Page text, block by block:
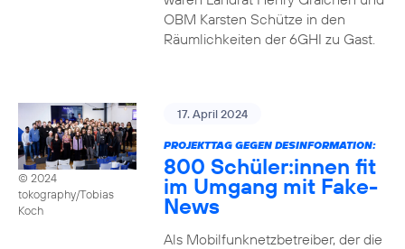
OBM Karsten Schütze in den
Räumlichkeiten der 6GHI zu Gast.
© 2024
tokography/Tobias
Koch
17. April 2024
PROJEKTTAG GEGEN DESINFORMATION:
800 Schüler:innen fit
im Umgang mit Fake-
News
Als Mobilfunknetzbetreiber, der die